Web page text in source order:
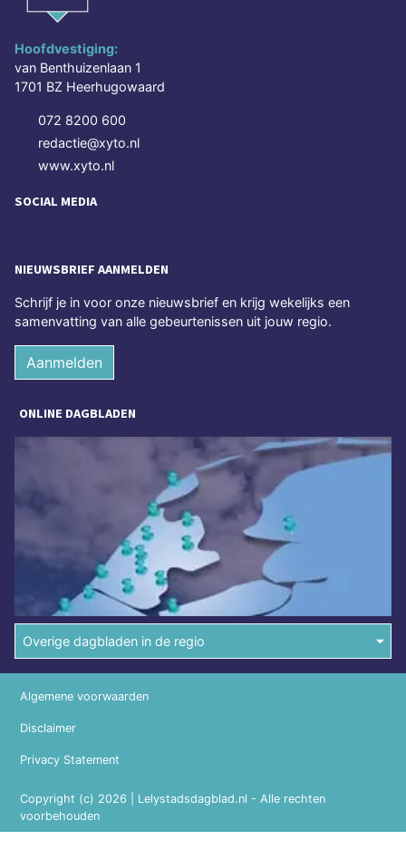
Hoofdvestiging:
van Benthuizenlaan 1
1701 BZ Heerhugowaard
072 8200 600
redactie@xyto.nl
www.xyto.nl
SOCIAL MEDIA
NIEUWSBRIEF AANMELDEN
Schrijf je in voor onze nieuwsbrief en krijg wekelijks een
samenvatting van alle gebeurtenissen uit jouw regio.
Aanmelden
ONLINE DAGBLADEN
Overige dagbladen in de regio
Copyright (c) 2026 | Lelystadsdagblad.nl - Alle rechten
voorbehouden
Algemene voorwaarden
Disclaimer
Privacy Statement